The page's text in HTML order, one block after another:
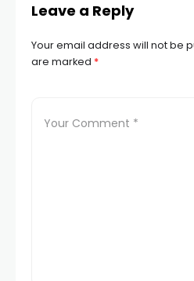
Leave a Reply
Your email address will not be
are marked *